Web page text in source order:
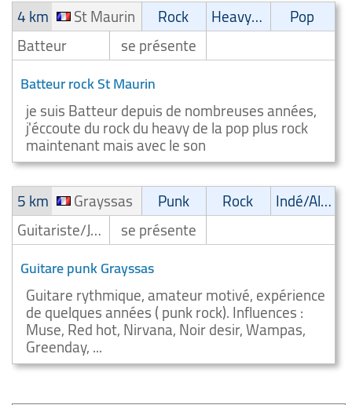
4 km
St Maurin Rock Heavy-Metal
Pop
Batteur
se présente
Batteur rock St Maurin
je suis Batteur depuis de nombreuses années,
j'éccoute du rock du heavy de la pop plus rock
maintenant mais avec le son
5 km
Grayssas Punk Rock
Indé/Alternatif
Guitariste/Joueur de guitare
se présente
Guitare punk Grayssas
Guitare rythmique, amateur motivé, expérience
de quelques années ( punk rock). Influences :
Muse, Red hot, Nirvana, Noir desir, Wampas,
Greenday, ...